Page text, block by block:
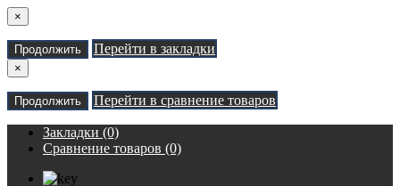
×
Продолжить Перейти в закладки
×
Продолжить Перейти в сравнение товаров
Закладки (0)
Сравнение товаров (0)